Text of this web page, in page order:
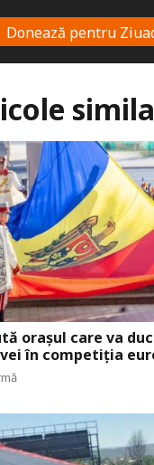
Donează pentru
orașul care va
în competiția